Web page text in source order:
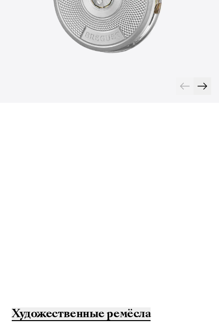
Художественные ремёсла